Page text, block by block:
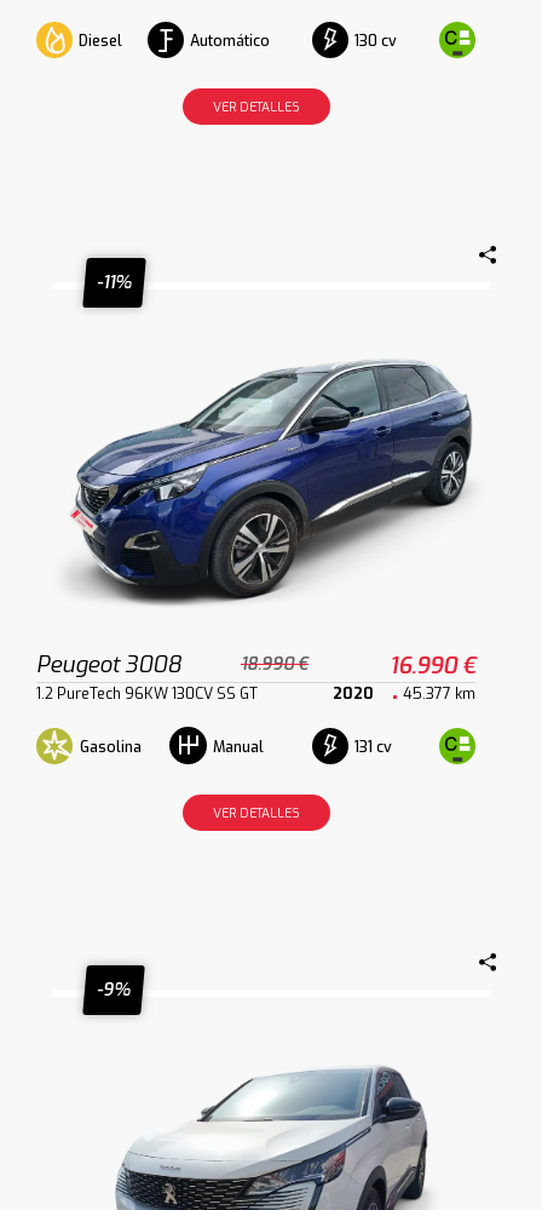
Diesel Automático 130 cv
VER DETALLES
-11%
Peugeot 3008 18.990 € 16.990 €
1.2 PureTech 96KW 130CV SS GT 2020 45.377 km
Gasolina Manual 131 cv
VER DETALLES
-9%